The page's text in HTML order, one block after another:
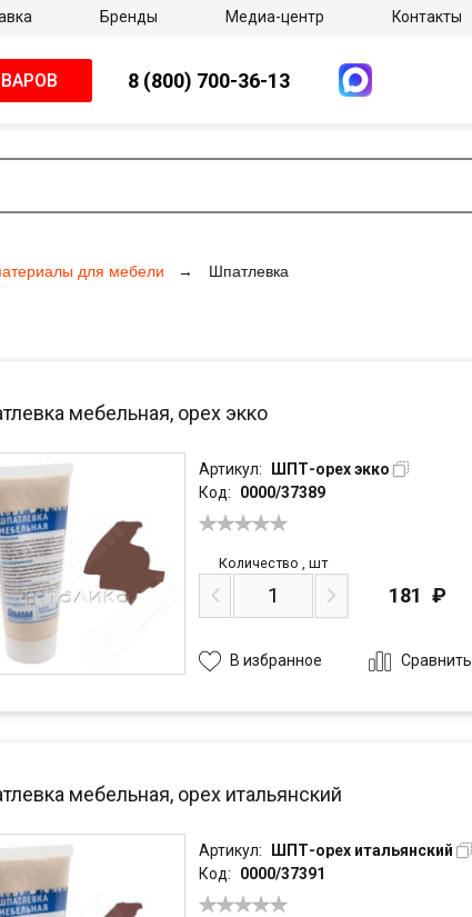
для мебели Шпатлевка
мебельная, орех экко
Артикул:
ШПТ-орех экко
Код:
0000/37389
Количество ,шт
181 ₽
В избранное Сравнить
мебельная, орех итальянский
Артикул:
ШПТ-орех итальянский
Код:
0000/37391
Бренды Медиа-центр Контакты
8 (800) 700-36-13